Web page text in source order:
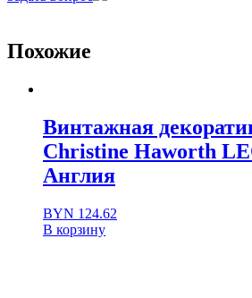
Похожие
Винтажная
Christine Haworth
Англия
BYN 124.62
В корзину